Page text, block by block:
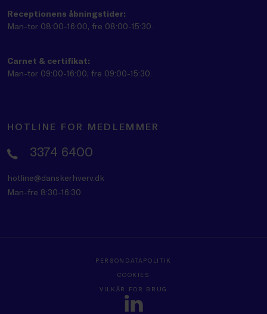
Receptionens åbningstider:
Man-tor 08:00-16:00, fre 08:00-15:30.
Carnet & certifikat:
Man-tor 09:00-16:00, fre 09:00-15:30.
HOTLINE FOR MEDLEMMER
3374 6400
hotline@danskerhverv.dk
Man-fre 8:30-16:30
PERSONDATAPOLITIK
COOKIES
VILKÅR FOR BRUG